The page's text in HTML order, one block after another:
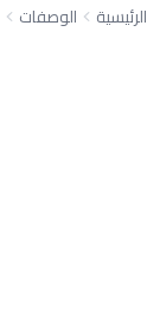
الرئيسية الوصفات